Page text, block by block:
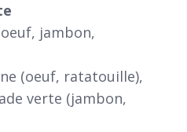
jambon,
(oeuf, ratatouille),
verte (jambon,